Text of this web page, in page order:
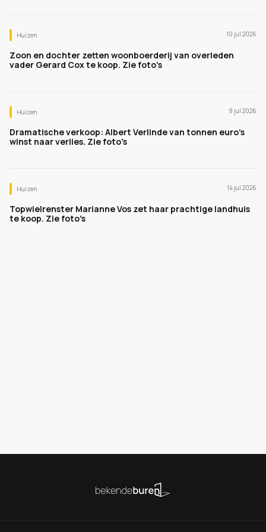
Huizen 10 jul 2026
Zoon en dochter zetten woonboerderij van overleden
vader Gerard Cox te koop. Zie foto's
Huizen 9 jul 2026
Dramatische verkoop: Albert Verlinde van tonnen euro's
winst naar verlies. Zie foto's
Huizen 14 jul 2026
Topwielrenster Marianne Vos zet haar prachtige landhuis
te koop. Zie foto's